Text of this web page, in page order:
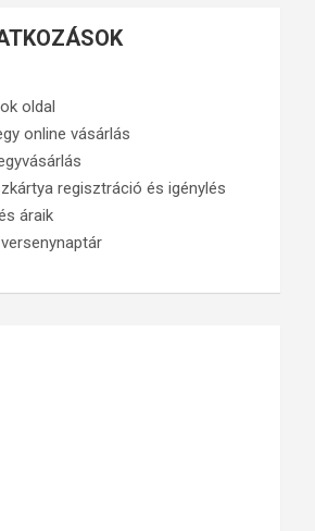
oldal
online vásárlás
regisztráció és igénylés
áraik